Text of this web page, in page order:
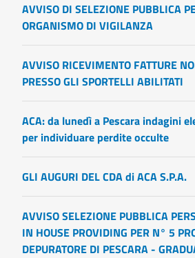
AVVISO DI SELEZIONE PUBBLICA
ORGANISMO DI VIGILANZA
AVVISO RICEVIMENTO FATTURE
PRESSO GLI SPORTELLI ABILITATI
ACA: da lunedì a Pescara indagini
per individuare perdite occulte
GLI AUGURI DEL CDA di ACA S.P.A.
AVVISO SELEZIONE PUBBLICA
IN HOUSE PROVIDING PER N° 5
DEPURATORE DI PESCARA -